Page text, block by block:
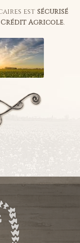
est sécurisé
Crédit Agricole.